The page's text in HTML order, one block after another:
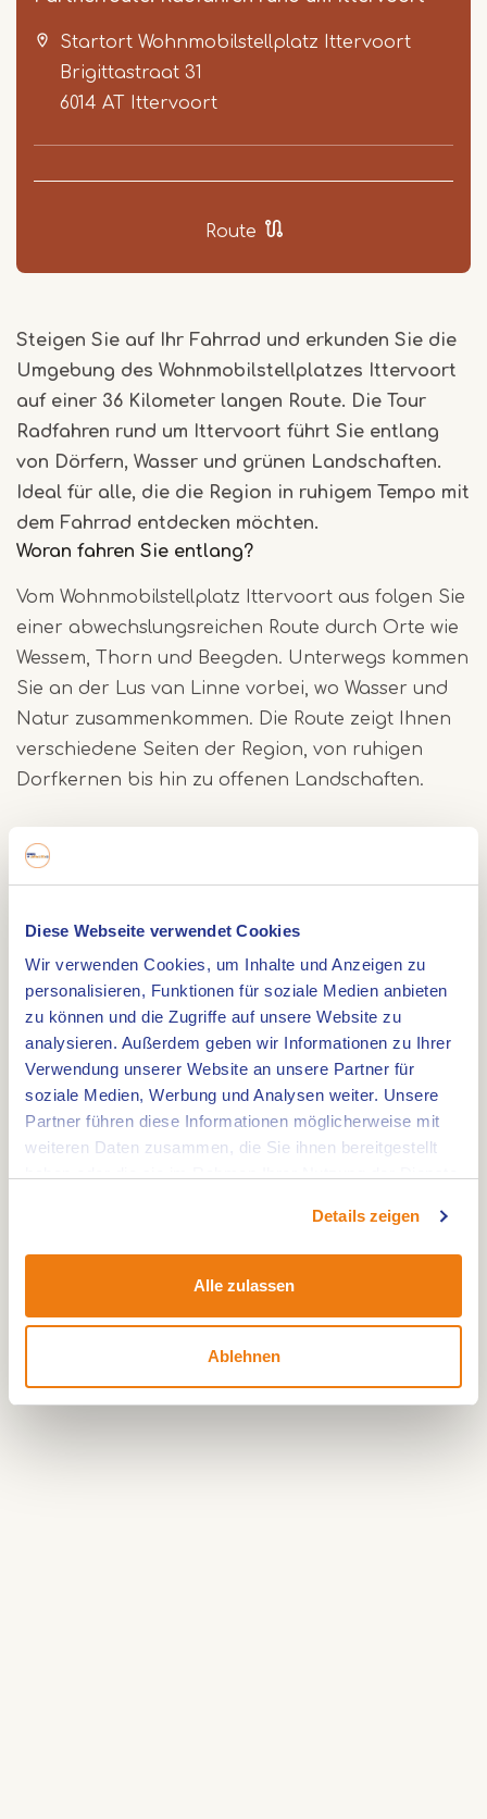
Diese Webseite verwendet Cookies
Wir verwenden Cookies, um Inhalte und Anzeigen zu
personalisieren, Funktionen für soziale Medien anbieten
zu können und die Zugriffe auf unsere Website zu
analysieren. Außerdem geben wir Informationen zu Ihrer
Verwendung unserer Website an unsere Partner für
soziale Medien, Werbung und Analysen weiter. Unsere
Partner führen diese Informationen möglicherweise mit
weiteren Daten zusammen, die Sie ihnen bereitgestellt
Details zeigen
Alle zulassen
Ablehnen
Startort Wohnmobilstellplatz Ittervoort
Brigittastraat 31
6014 AT
Ittervoort
Route
Steigen Sie auf Ihr Fahrrad und erkunden Sie die
Umgebung des Wohnmobilstellplatzes Ittervoort
auf einer 36 Kilometer langen Route. Die Tour
Radfahren rund um Ittervoort führt Sie entlang
von Dörfern, Wasser und grünen Landschaften.
Ideal für alle, die die Region in ruhigem Tempo mit
dem Fahrrad entdecken möchten.
Woran fahren Sie entlang?
Vom Wohnmobilstellplatz Ittervoort aus folgen Sie
einer abwechslungsreichen Route durch Orte wie
Wessem, Thorn und Beegden. Unterwegs kommen
Sie an der Lus van Linne vorbei, wo Wasser und
Natur zusammenkommen. Die Route zeigt Ihnen
verschiedene Seiten der Region, von ruhigen
Dorfkernen bis hin zu offenen Landschaften.
Eine Pause unterwegs einlegen
Entlang der Strecke finden Sie mehrere Orte für
Stärkung. So wird Ihre Fahrradtour nicht nur
aktiv, sondern auch entspannt.
Wo startet die Route?
Sie starten die Route am Parkplatz in der Nähe
des Wohnmobilstellplatzes Ittervoort. Von hier aus
steigen Sie direkt aufs Fahrrad und beginnen Ihre